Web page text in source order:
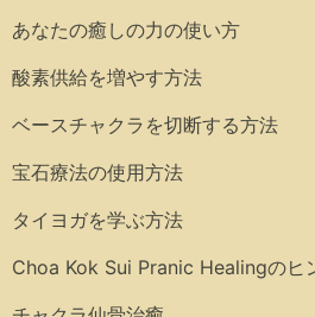
あなたの癒しの力の使い方
酸素供給を増やす方法
ベースチャクラを切断する方法
宝石療法の使用方法
タイヨガを学ぶ方法
Choa Kok Sui Pranic Healingのヒ